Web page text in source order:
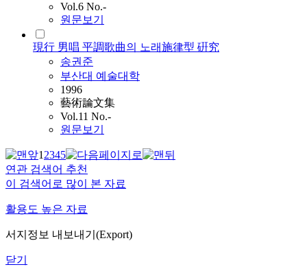
Vol.6 No.-
원문보기
現行 男唱 平調歌曲의 노래施律型 硏究
송권준
부산대 예술대학
1996
藝術論文集
Vol.11 No.-
원문보기
12345
연관 검색어 추천
이 검색어로 많이 본 자료
활용도 높은 자료
서지정보 내보내기(Export)
닫기